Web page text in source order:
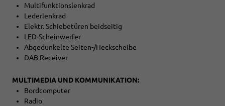
Multifunktionslenkrad
Lederlenkrad
Elektr. Schiebetüren beidseitig
LED-Scheinwerfer
Abgedunkelte Seiten-/Heckscheibe
DAB Receiver
MULTIMEDIA UND KOMMUNIKATION:
Bordcomputer
Radio